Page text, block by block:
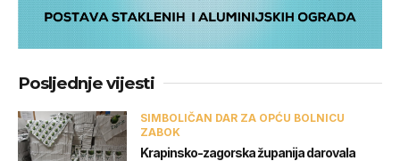
Posljednje vijesti
SIMBOLIČAN DAR ZA OPĆU BOLNICU
ZABOK
Krapinsko-zagorska županija darovala